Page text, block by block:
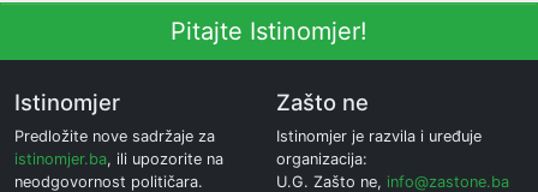
Pitajte Istinomjer!
Istinomjer
Predložite nove sadržaje za
istinomjer.ba, ili upozorite na
neodgovornost političara.
Zašto ne
Istinomjer je razvila i uređuje
organizacija:
U.G. Zašto ne, info@zastone.ba